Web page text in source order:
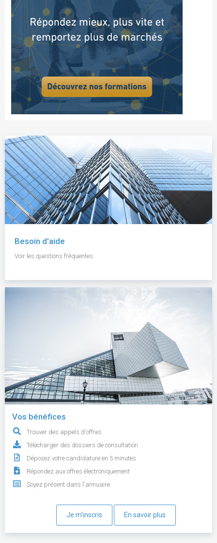
Besoin d'aide
Voir les questions fréquentes.
Vos bénéfices
Trouver des appels d'offres
Télécharger des dossiers de consultation
Déposez votre candidature en 5 minutes
Répondez aux offres électroniquement
Soyez présent dans l'annuaire
Je m'inscris En savoir plus